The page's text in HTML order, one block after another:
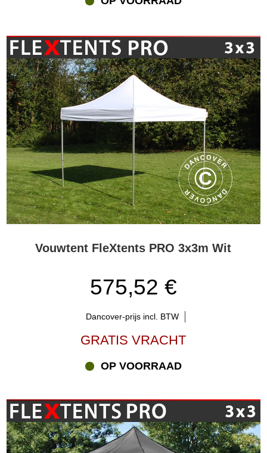
Vouwtent FleXtents PRO 3x3m Wit
575,52 €
Dancover-prijs incl. BTW
GRATIS VRACHT
OP VOORRAAD